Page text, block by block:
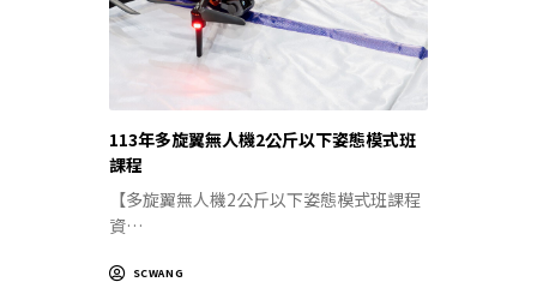
113年多旋翼無人機2公斤以下姿態模式班
課程
【多旋翼無人機2公斤以下姿態模式班課程
資…
SCWANG